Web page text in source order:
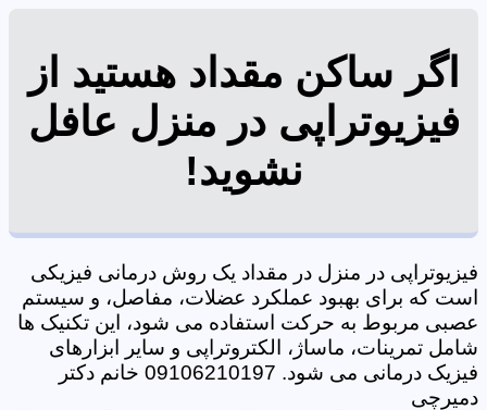
اگر ساکن مقداد هستید از
فیزیوتراپی در منزل عافل
نشوید!
فیزیوتراپی در منزل در مقداد یک روش درمانی فیزیکی
است که برای بهبود عملکرد عضلات، مفاصل، و سیستم
عصبی مربوط به حرکت استفاده می شود، این تکنیک ها
شامل تمرینات، ماساژ، الکتروتراپی و سایر ابزارهای
فیزیک درمانی می شود. 09106210197 خانم دکتر
دمیرچی